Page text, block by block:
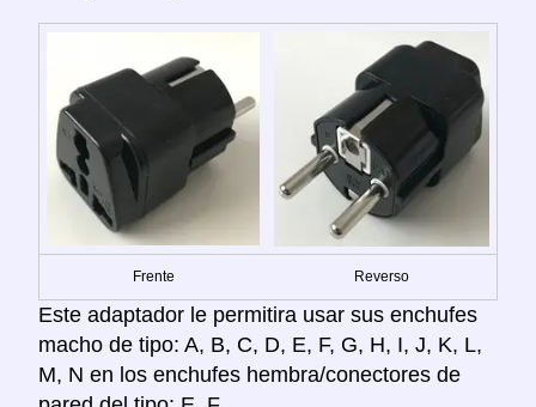
Frente Reverso
Este adaptador le permitira usar sus enchufes
macho de tipo: A, B, C, D, E, F, G, H, I, J, K, L,
M, N en los enchufes hembra/conectores de